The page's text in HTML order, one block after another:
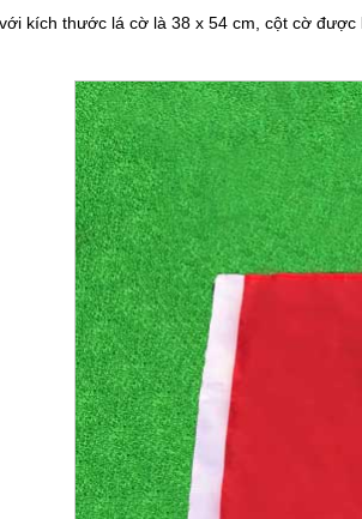
kích thước lá cờ là 38 x 54 cm, cột cờ